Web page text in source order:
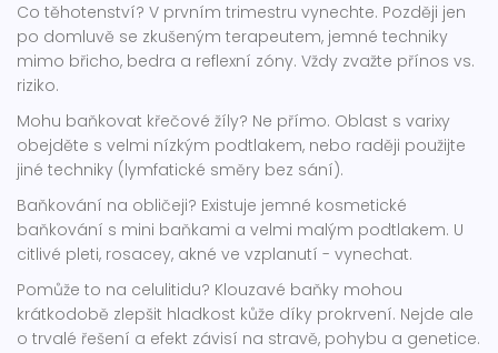
Co těhotenství? V prvním trimestru vynechte. Později jen
po domluvě se zkušeným terapeutem, jemné techniky
mimo břicho, bedra a reflexní zóny. Vždy zvažte přínos vs.
riziko.
Mohu baňkovat křečové žíly? Ne přímo. Oblast s varixy
obejděte s velmi nízkým podtlakem, nebo raději použijte
jiné techniky (lymfatické směry bez sání).
Baňkování na obličeji? Existuje jemné kosmetické
baňkování s mini baňkami a velmi malým podtlakem. U
citlivé pleti, rosacey, akné ve vzplanutí - vynechat.
Pomůže to na celulitidu? Klouzavé baňky mohou
krátkodobě zlepšit hladkost kůže díky prokrvení. Nejde ale
o trvalé řešení a efekt závisí na stravě, pohybu a genetice.